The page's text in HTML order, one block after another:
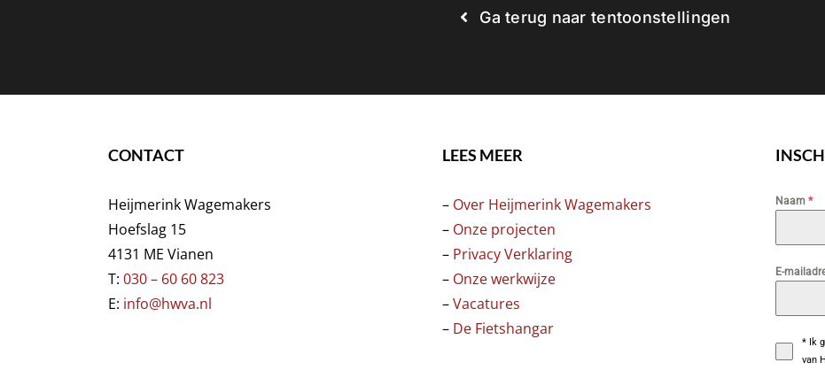
Ga terug naar tentoonstellingen
CONTACT
Heijmerink Wagemakers
Hoefslag 15
4131 ME Vianen
T: 030 – 60 60 823
E: info@hwva.nl
LEES MEER
– Over Heijmerink Wagemakers
– Onze projecten
– Privacy Verklaring
– Onze werkwijze
–Vacatures
– De Fietshangar
Naam*
E-
* Ik
van